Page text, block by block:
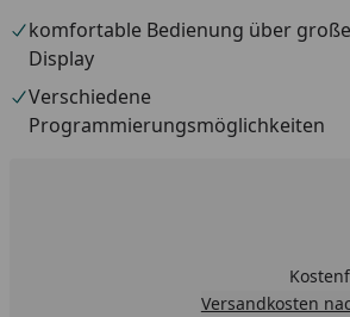
komfortable Bedienung über
Display
Verschiedene
Programmierungsmöglichkeiten
Versandkosten